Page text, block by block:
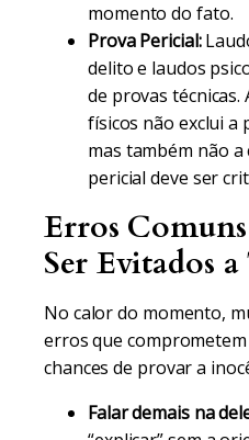
momento do fato.
Prova Pericial:
delito e laudos
de provas técnicas.
físicos não exclui a
mas também não
pericial deve ser
Erros
Ser Evitados
No calor do momento,
erros que
chances de provar a
Falar demais na